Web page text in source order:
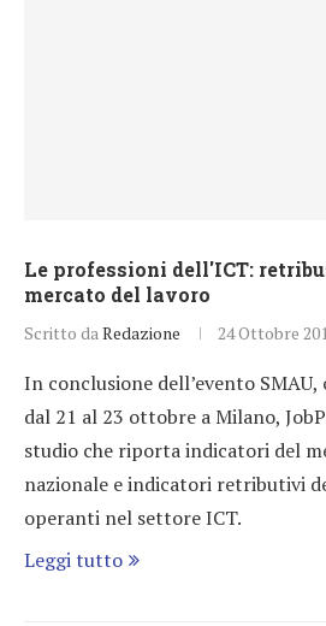
Le professioni dell'ICT:
mercato del lavoro
Scritto da Redazione 24 Ottobre
In conclusione dell’evento SMAU,
dal 21 al 23 ottobre a Milano,
studio che riporta indicatori del
nazionale e indicatori retributivi
operanti nel settore ICT.
Leggi tutto